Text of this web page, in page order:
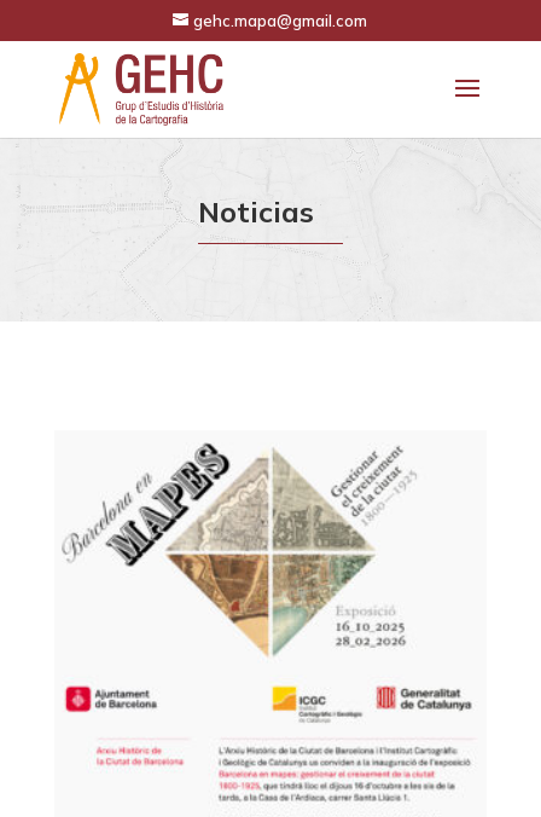
gehc.mapa@gmail.com
Noticias